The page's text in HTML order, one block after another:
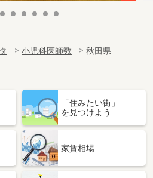
小児科医師数 秋田県
「住みたい街」
を見つけよう
家賃相場